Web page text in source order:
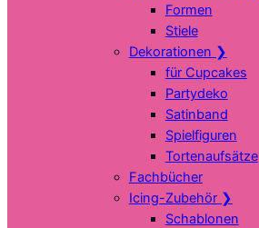
Formen
Stiele
Dekorationen ❯
für Cupcakes
Partydeko
Satinband
Spielfiguren
Tortenaufsätze
Fachbücher
Icing-Zubehör ❯
Schablonen